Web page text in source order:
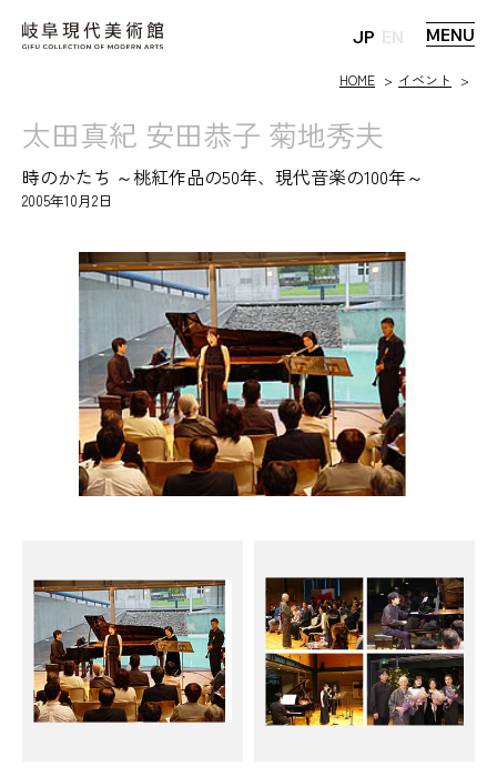
MENU
JP EN
HOME イベント
太田真紀 安田恭子 菊地秀夫
時のかたち ～桃紅作品の50年、現代音楽の100年～
2005年10月2日